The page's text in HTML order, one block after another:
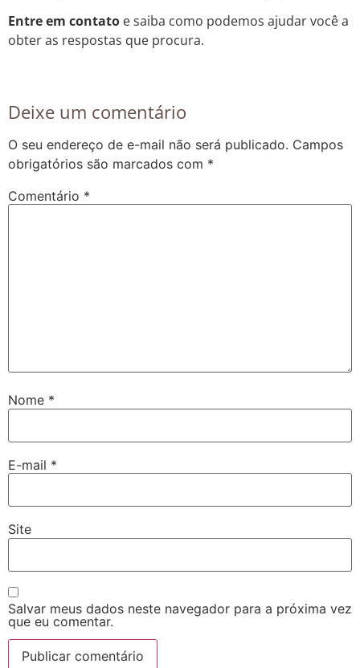
Entre em contato e saiba como podemos ajudar você a
obter as respostas que procura.
Deixe um comentário
O seu endereço de e-mail não será publicado. Campos
obrigatórios são marcados com *
Comentário *
Nome *
E-mail *
Site
Salvar meus dados neste navegador para a próxima vez
que eu comentar.